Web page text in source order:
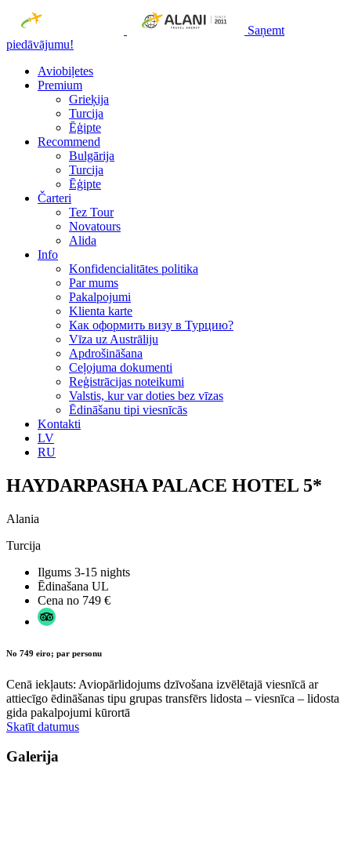
Saņemt
piedāvājumu!
Aviobiļetes
Premium
Grieķija
Turcija
Ēģipte
Recommend
Bulgārija
Turcija
Ēģipte
Čarteri
Tez Tour
Novatours
Alida
Info
Konfidencialitātes politika
Par mums
Рakalpojumi
Klienta karte
Как оформить визу в Турцию?
Vīza uz Austrāliju
Apdrošināšana
Ceļojuma dokumenti
Reģistrācijas noteikumi
Valstis, kur var doties bez vīzas
Ēdināšanu tipi viesnīcās
Kontakti
LV
RU
HAYDARPASHA PALACE HOTEL 5*
Alania
Turcija
Ilgums 3-15 nights
Ēdinašana UL
Cena no 749 €
No 749 eiro; par personu
Cenā iekļauts: Aviopārlidojums dzīvošana izvēlētajā viesnīcā ar
attiecīgo ēdināšanas tipu grupas transfērs lidosta – viesnīca – lidosta
gida pakalpojumi kūrortā
Skatīt datumus
Galerija